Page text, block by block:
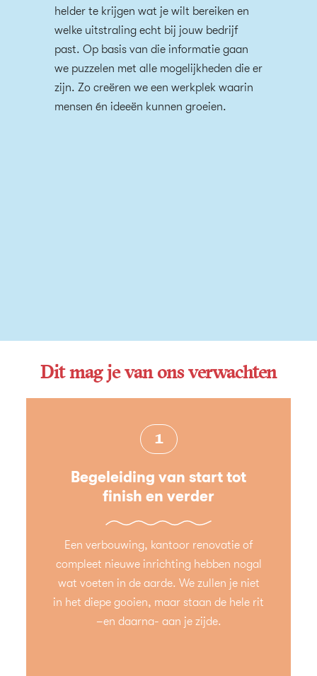
helder te krijgen wat je wilt bereiken en
welke uitstraling echt bij jouw bedrijf
past. Op basis van die informatie gaan
we puzzelen met alle mogelijkheden die er
zijn. Zo creëren we een werkplek waarin
mensen én ideeën kunnen groeien.
Dit mag je van ons verwachten
1
Begeleiding van start tot
finish en verder
Een verbouwing, kantoor renovatie of
compleet nieuwe inrichting hebben nogal
wat voeten in de aarde. We zullen je niet
in het diepe gooien, maar staan de hele rit
–en daarna- aan je zijde.